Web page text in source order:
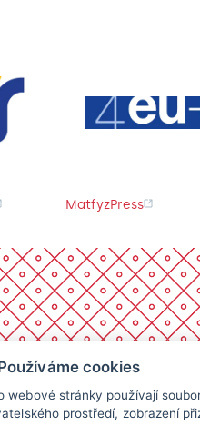
MatfyzPress
cookies
webové stránky používají
prostředí, zobrazení